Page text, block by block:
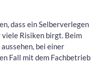
dass ein Selberverlegen
Risiken birgt. Beim
bei einer
Fall mit dem Fachbetrieb